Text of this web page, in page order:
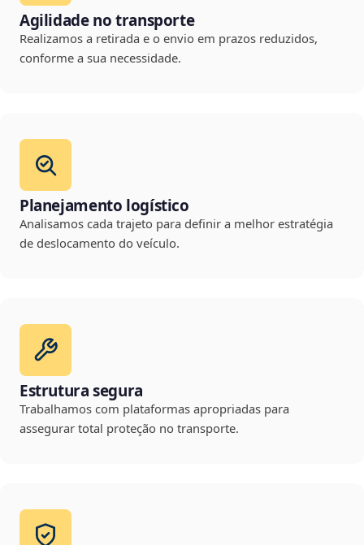
Agilidade no transporte
Realizamos a retirada e o envio em prazos reduzidos,
conforme a sua necessidade.
Planejamento logístico
Analisamos cada trajeto para definir a melhor estratégia
de deslocamento do veículo.
Estrutura segura
Trabalhamos com plataformas apropriadas para
assegurar total proteção no transporte.